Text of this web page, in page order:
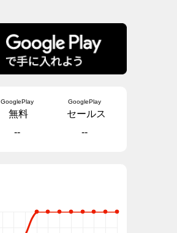
GooglePlay
無料
--
GooglePlay
セールス
--